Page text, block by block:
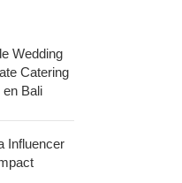
Wedding
Catering
Bali
Influencer